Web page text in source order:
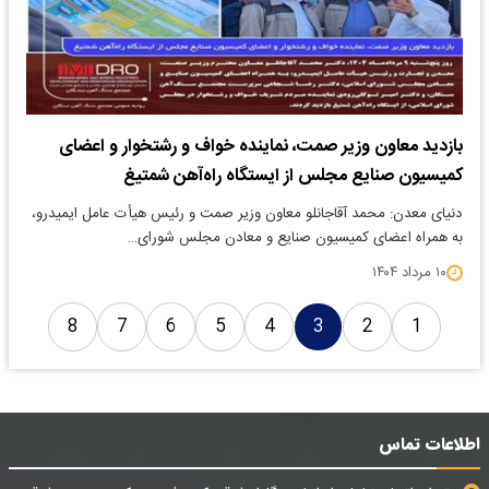
بازدید معاون وزیر صمت، نماینده خواف و رشتخوار و اعضای
کمیسیون صنایع مجلس از ایستگاه راه‌آهن شمتیغ
دنیای معدن: محمد آقاجانلو معاون وزیر صمت و رئیس هیأت عامل ایمیدرو،
به همراه اعضای کمیسیون صنایع و معادن مجلس شورای…
۱۰ مرداد ۱۴۰۴
1
2
3
4
5
6
7
8
اطلاعات تماس